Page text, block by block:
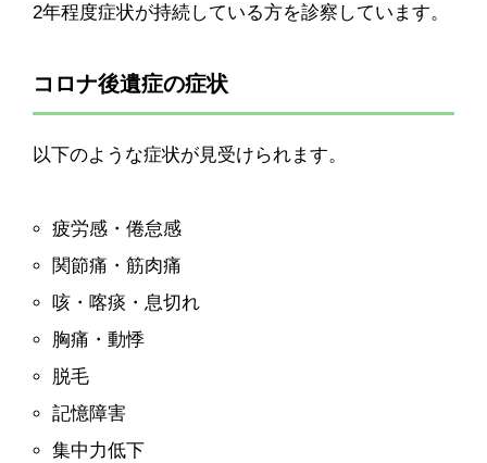
2年程度症状が持続している方を診察しています。
コロナ後遺症の症状
以下のような症状が見受けられます。
疲労感・倦怠感
関節痛・筋肉痛
咳・喀痰・息切れ
胸痛・動悸
脱毛
記憶障害
集中力低下